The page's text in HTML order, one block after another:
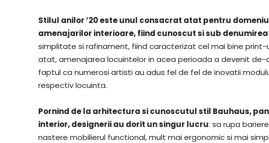
Stilul anilor ’20 este unul consacrat atat pentru
amenajarilor interioare, fiind cunoscut si sub denumirea
simplitate si rafinament, fiind caracterizat cel mai bine print-
atat, amenajarea locuintelor in acea perioada a devenit de-
faptul ca numerosi artisti au adus fel de fel de inovatii
respectiv locuinta.
Pornind de la arhitectura si cunoscutul stil Bauhaus,
interior, designerii au dorit un singur lucru: sa rupa
nastere mobilierul functional, mult mai ergonomic si mai